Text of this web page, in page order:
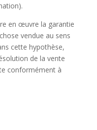
en œuvre la garantie
vendue au sens
cette hypothèse,
de la vente
conformément à